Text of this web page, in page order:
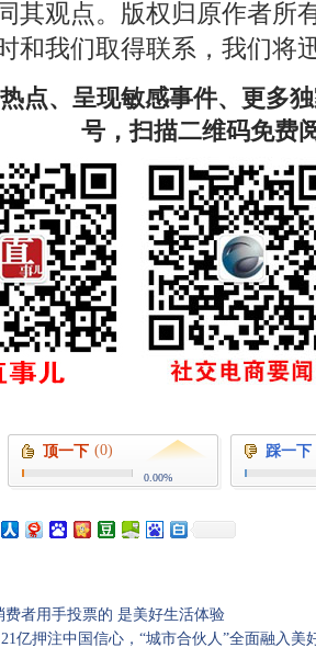
其观点。版权归原作者所
和我们取得联系，我们将
点、呈现敏感事件、更多
号，扫描二维码免费
顶一下 (0)
0.00%
踩一下
费者用手投票的 是美好生活体验
亿押注中国信心，“城市合伙人”全面融入美